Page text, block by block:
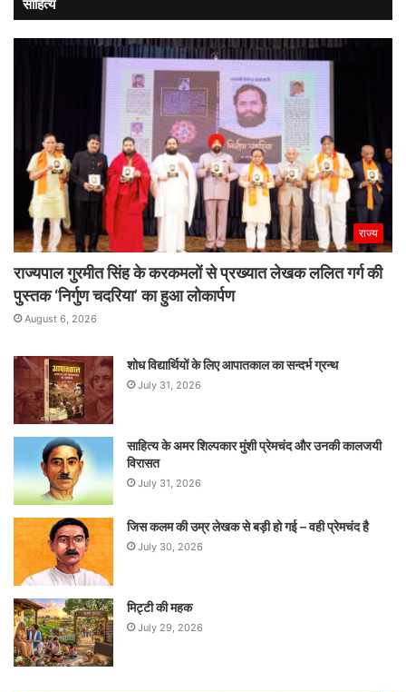
साहित्य
राज्य
राज्यपाल गुरमीत सिंह के करकमलों से प्रख्यात लेखक ललित गर्ग की
पुस्तक ‘निर्गुण चदरिया’ का हुआ लोकार्पण
August 6, 2026
शोध विद्यार्थियों के लिए आपातकाल का सन्दर्भ ग्रन्थ
July 31, 2026
साहित्य के अमर शिल्पकार मुंशी प्रेमचंद और उनकी कालजयी
विरासत
July 31, 2026
जिस कलम की उम्र लेखक से बड़ी हो गई – वही प्रेमचंद है
July 30, 2026
मिट्टी की महक
July 29, 2026